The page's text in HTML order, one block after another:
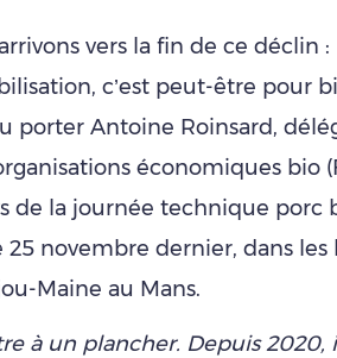
vers la fin de ce déclin :
c’est peut-être pour
porter Antoine Roinsard,
économiques bio
de la journée technique porc
25 novembre dernier, dans
Maine au Mans.
à un plancher. Depuis 2020,